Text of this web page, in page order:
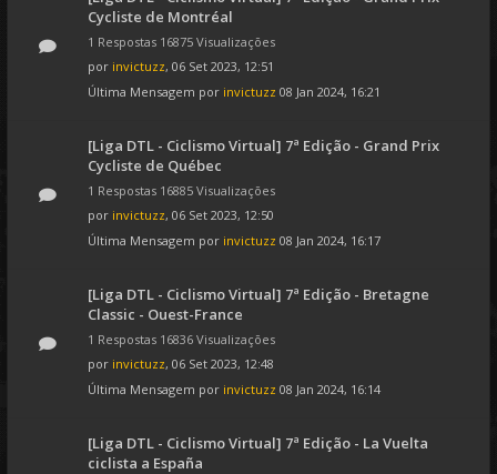
Cycliste de Montréal
1 Respostas 16875 Visualizações
por invictuzz, 06 Set 2023, 12:51
Última Mensagem por invictuzz 08 Jan 2024, 16:21
[Liga DTL - Ciclismo Virtual] 7ª Edição - Grand Prix
Cycliste de Québec
1 Respostas 16885 Visualizações
por invictuzz, 06 Set 2023, 12:50
Última Mensagem por invictuzz 08 Jan 2024, 16:17
[Liga DTL - Ciclismo Virtual] 7ª Edição - Bretagne
Classic - Ouest-France
1 Respostas 16836 Visualizações
por invictuzz, 06 Set 2023, 12:48
Última Mensagem por invictuzz 08 Jan 2024, 16:14
[Liga DTL - Ciclismo Virtual] 7ª Edição - La Vuelta
ciclista a España